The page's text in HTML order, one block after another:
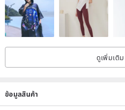
above conditions. Please read
protect your rights.
If you have any questions during
designer.
ดูเพิ่มเติม
ข้อมูลสินค้า